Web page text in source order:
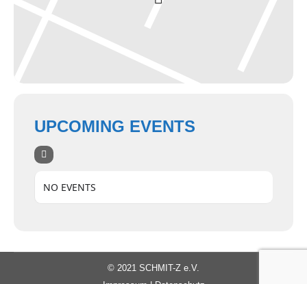
UPCOMING EVENTS
NO EVENTS
© 2021 SCHMIT-Z e.V.